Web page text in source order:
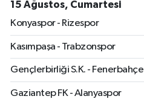
15 Ağustos, Cumartesi
Konyaspor - Rizespor
Kasımpaşa - Trabzonspor
Gençlerbirliği S.K. - Fenerbahçe
Gaziantep FK - Alanyaspor